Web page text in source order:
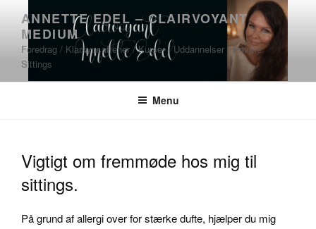
indhold
ANNETTE EDEL – CLAIRVOYANT
MEDIUM
Foredrag / Klarsynsaftener / Kurser / Uddannelser / Private
Sittings
Menu
Vigtigt om fremmøde hos mig til
sittings.
På grund af allergi over for stærke dufte, hjælper du mig